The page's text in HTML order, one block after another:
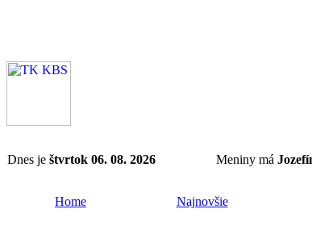
Dnes je štvrtok 06. 08. 2026 Meniny má
Home Najnovšie